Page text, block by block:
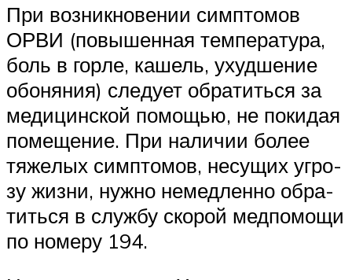
При воз­ник­но­ве­нии симп­то­мов
ОРВИ (повы­шен­ная тем­пе­ра­ту­ра,
боль в гор­ле, кашель, ухуд­ше­ние
обо­ня­ния) сле­ду­ет обра­тить­ся за
меди­цин­ской помо­щью, не поки­дая
поме­ще­ние. При нали­чии более
тяже­лых симп­то­мов, несу­щих угро­
зу жиз­ни, нуж­но немед­лен­но обра­
тить­ся в служ­бу ско­рой мед­по­мо­щи
по номе­ру 194.